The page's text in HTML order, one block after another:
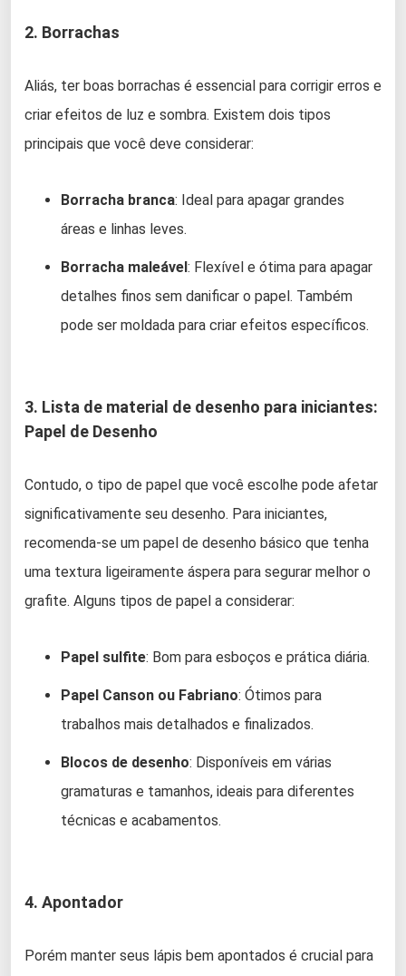
2. Borrachas
Aliás, ter boas borrachas é essencial para corrigir erros e
criar efeitos de luz e sombra. Existem dois tipos
principais que você deve considerar:
Borracha branca: Ideal para apagar grandes
áreas e linhas leves.
Borracha maleável : Flexível e ótima para apagar
detalhes finos sem danificar o papel. Também
pode ser moldada para criar efeitos específicos.
3. Lista de material de desenho para iniciantes:
Papel de Desenho
Contudo, o tipo de papel que você escolhe pode afetar
significativamente seu desenho. Para iniciantes,
recomenda-se um papel de desenho básico que tenha
uma textura ligeiramente áspera para segurar melhor o
grafite. Alguns tipos de papel a considerar:
Papel sulfite: Bom para esboços e prática diária.
Papel Canson ou Fabriano: Ótimos para
trabalhos mais detalhados e finalizados.
Blocos de desenho: Disponíveis em várias
gramaturas e tamanhos, ideais para diferentes
técnicas e acabamentos.
4. Apontador
Porém manter seus lápis bem apontados é crucial para